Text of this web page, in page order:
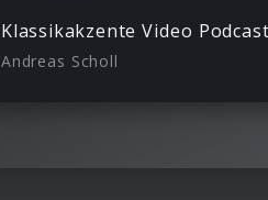
Andreas Scholl